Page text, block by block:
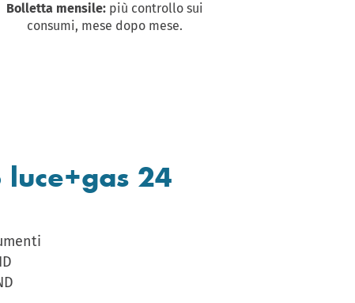
Bolletta mensile: più controllo sui
consumi, mese dopo mese.
luce+gas 24